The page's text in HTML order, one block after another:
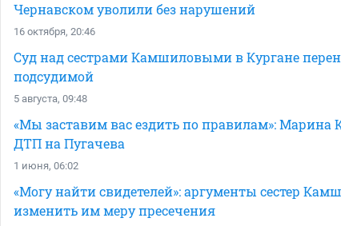
Чернавском уволили без нарушений
16 октября, 20:46
Суд над сестрами Камшиловыми в Кургане
подсудимой
5 августа, 09:48
«Мы заставим вас ездить по правилам»: Марина
ДТП на Пугачева
1 июня, 06:02
«Могу найти свидетелей»: аргументы сестер
изменить им меру пресечения